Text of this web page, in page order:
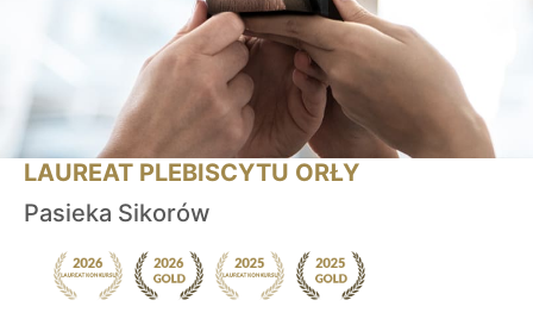
LAUREAT PLEBISCYTU ORŁY
Pasieka Sikorów